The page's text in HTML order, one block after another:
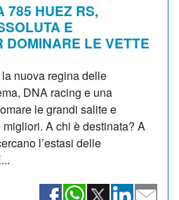
785 HUEZ RS,
E
DOMINARE LE VETTE
nuova regina delle
DNA racing e una
le grandi salite e
A chi è destinata? A
l’estasi delle